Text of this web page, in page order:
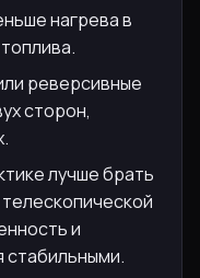
нагрева в
реверсивные
сторон,
лучше брать
и
стабильными.